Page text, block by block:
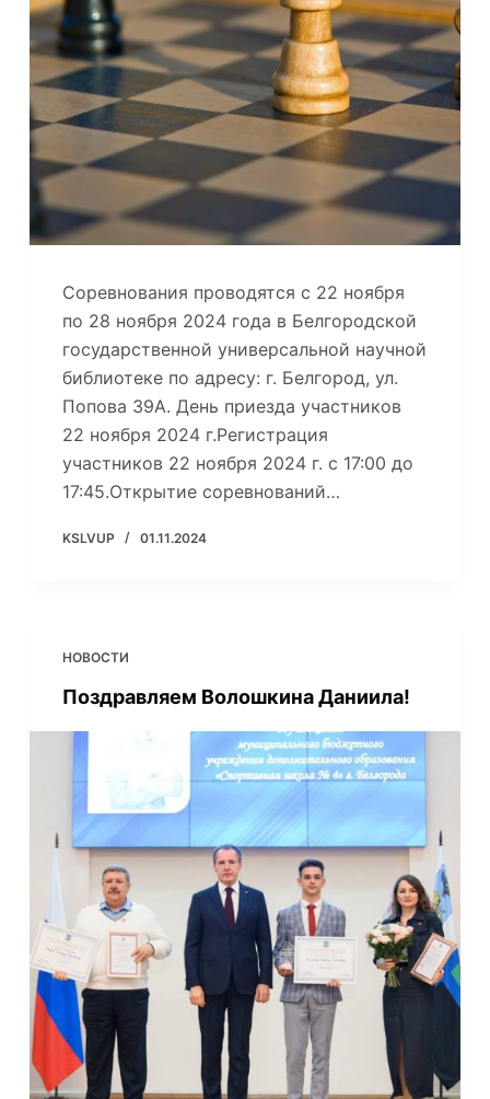
Соревнования проводятся с 22 ноября
по 28 ноября 2024 года в Белгородской
государственной универсальной научной
библиотеке по адресу: г. Белгород, ул.
Попова 39А. День приезда участников
22 ноября 2024 г.Регистрация
участников 22 ноября 2024 г. с 17:00 до
17:45.Открытие соревнований…
KSLVUP 01.11.2024
НОВОСТИ
Поздравляем Волошкина Даниила!